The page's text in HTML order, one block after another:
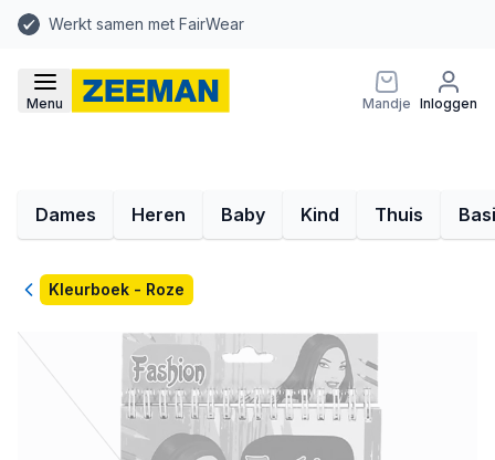
Werkt samen met FairWear
Menu Mandje Inloggen
Dames Heren Baby Kind Thuis
TerugKleurboek - Roze